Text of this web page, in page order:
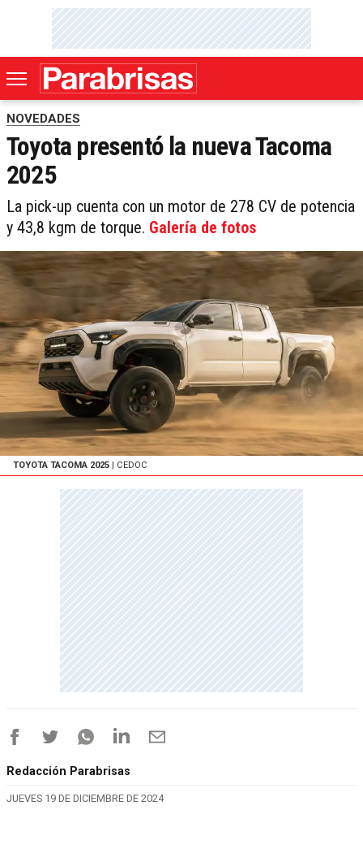
NOVEDADES
Toyota presentó la nueva Tacoma
2025
La pick-up cuenta con un motor de 278 CV de potencia
y 43,8 kgm de torque. Galería de fotos
TOYOTA TACOMA 2025 | CEDOC
Redacción Parabrisas
JUEVES 19 DE DICIEMBRE DE 2024